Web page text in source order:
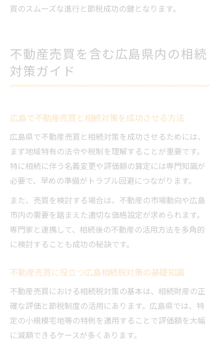
買のスムーズな進行と節税成功の鍵となります。
不動産売買を含む広島県内の相続
対策ガイド
広島で不動産売買と相続対策を成功させる方法
広島県で不動産売買と相続対策を成功させるためには、
まず地域特有の法令や税制を理解することが重要です。
特に相続に伴う名義変更や評価額の算定には専門知識が
必要で、早めの準備がトラブル回避につながります。
また、売買を検討する場合は、不動産の市場動向や広島
市内の需要を踏まえた適切な価格設定が求められます。
専門家と連携して、相続後の不動産の活用方法を多角的
に検討することも成功の秘訣です。
不動産売買に役立つ広島相続税対策の基礎知識
不動産売買における相続税対策の基本は、相続財産の正
確な評価と節税制度の活用にあります。広島県では、特
定の小規模宅地等の特例を適用することで評価額を大幅
に減額できるケースが多くあります。